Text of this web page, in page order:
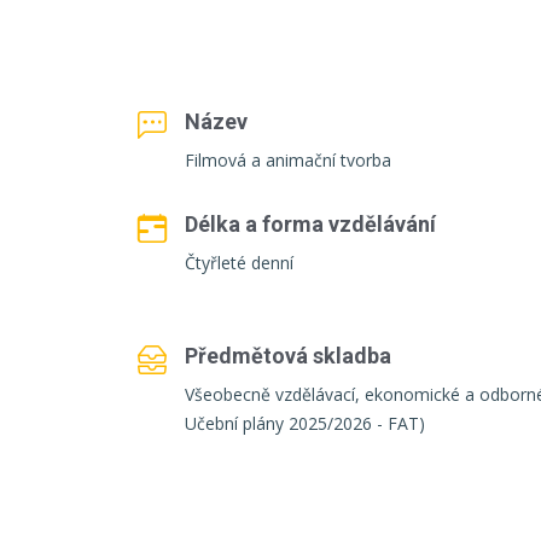
Název
Filmová a animační tvorba
Délka a forma vzdělávání
Čtyřleté denní
Předmětová skladba
Všeobecně vzdělávací, ekonomické a
Učební plány 2025/2026 - FAT)